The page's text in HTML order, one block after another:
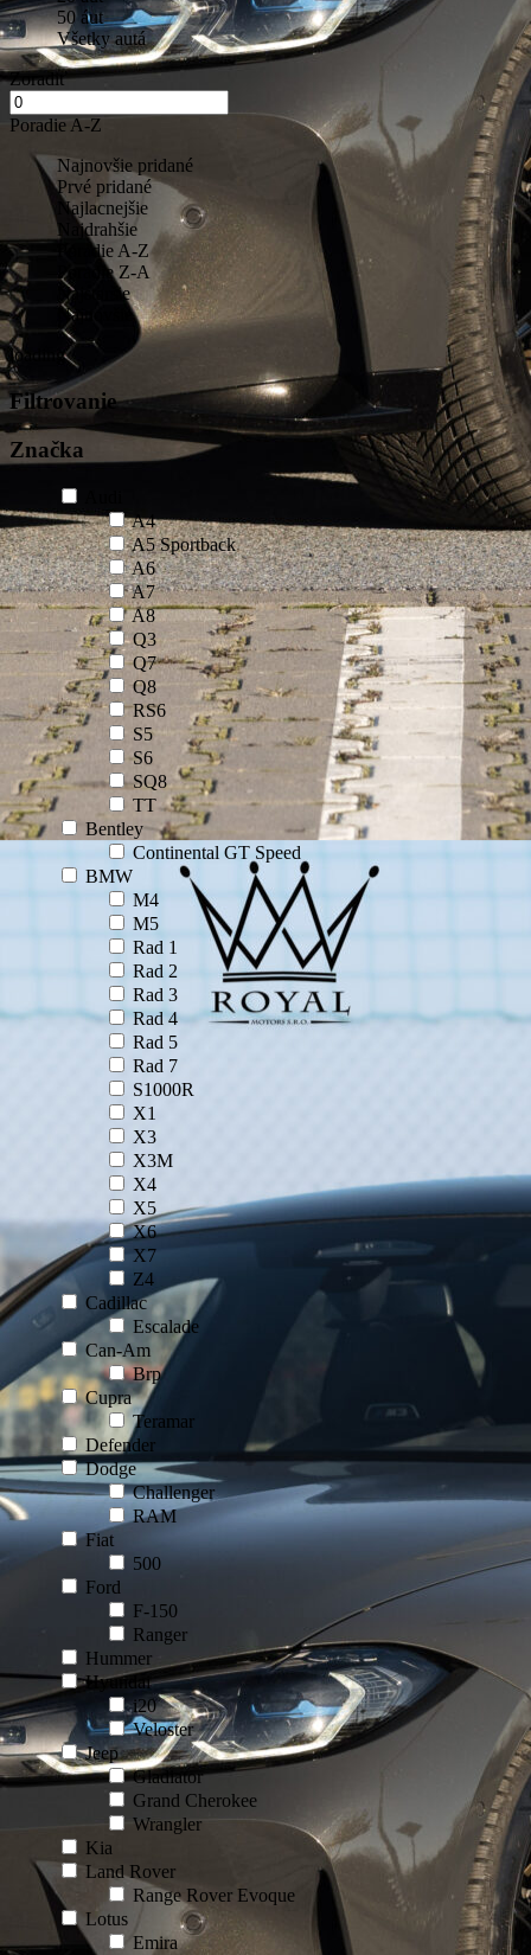
50 áut
Všetky autá
Zoradiť
Poradie A-Z
Najnovšie pridané
Prvé pridané
Najlacnejšie
Najdrahšie
Poradie A-Z
Poradie Z-A
Najstaršie
Najnovšie
loading
Filtrovanie
Značka
A4
A5 Sportback
A6
A7
A8
Q3
Q7
Q8
RS6
S5
S6
SQ8
TT
Bentley
Continental GT Speed
BMW
M4
M5
Rad 1
Rad 2
Rad 3
Rad 4
Rad 5
Rad 7
S1000R
X1
X3
X3M
X4
X5
X6
X7
Z4
Cadillac
Escalade
Can-Am
Brp
Cupra
Teramar
Defender
Dodge
Challenger
RAM
Fiat
500
Ford
F-150
Ranger
Hummer
Hyundai
i20
Veloster
Jeep
Gladiator
Grand Cherokee
Wrangler
Kia
Land Rover
Range Rover Evoque
Lotus
Emira